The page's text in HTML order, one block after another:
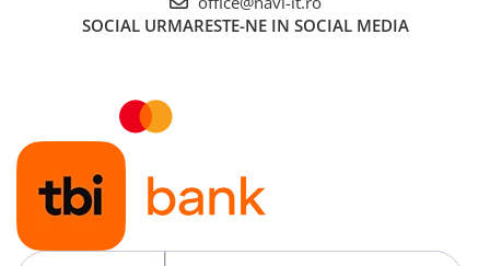
SOCIAL URMARESTE-NE IN SOCIAL MEDIA